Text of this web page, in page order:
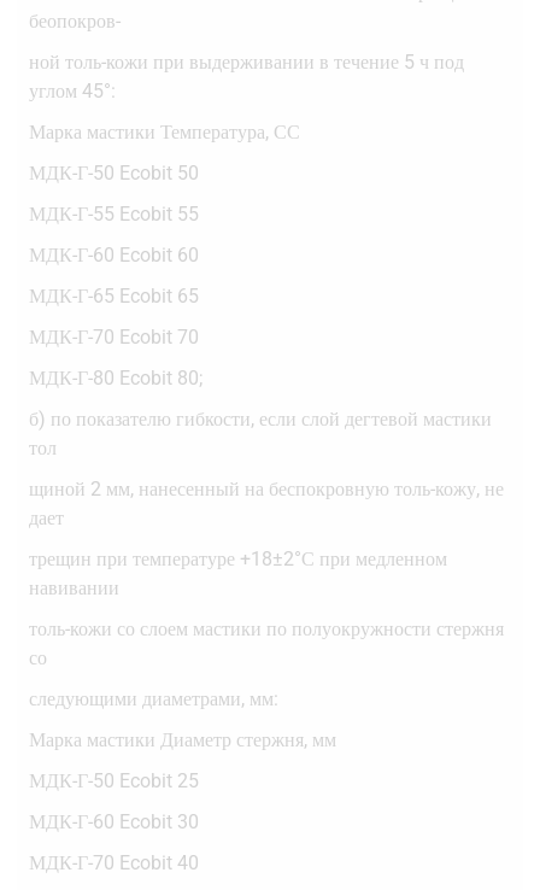
беопокров-
ной толь-кожи при выдерживании в течение 5 ч под
углом 45°:
Марка мастики Температура, СС
МДК-Г-50 Ecobit 50
МДК-Г-55 Ecobit 55
МДК-Г-60 Ecobit 60
МДК-Г-65 Ecobit 65
МДК-Г-70 Ecobit 70
МДК-Г-80 Ecobit 80;
б) по показателю гибкости, если слой дегтевой мастики
тол
щиной 2 мм, нанесенный на беспокровную толь-кожу, не
дает
трещин при температуре +18±2°С при медленном
навивании
толь-кожи со слоем мастики по полуокружности стержня
со
следующими диаметрами, мм:
Марка мастики Диаметр стержня, мм
МДК-Г-50 Ecobit 25
МДК-Г-60 Ecobit 30
МДК-Г-70 Ecobit 40